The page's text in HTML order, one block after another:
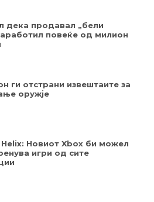
дека продавал „бели
повеќе од милион
ги отстрани извештаите за
оружје
Новиот Xbox би можел
игри од сите